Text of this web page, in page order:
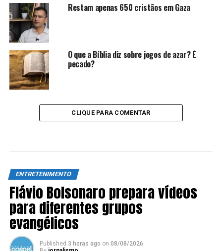
Restam apenas 650 cristãos em Gaza
O que a Bíblia diz sobre jogos de azar? É
pecado?
CLIQUE PARA COMENTAR
ENTRETENIMENTO
Flávio Bolsonaro prepara vídeos
para diferentes grupos
evangélicos
Published 3 horas ago on 08/08/2026